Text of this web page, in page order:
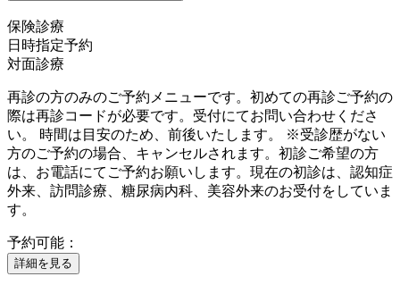
保険診療
日時指定予約
対面診療
再診の方のみのご予約メニューです。初めての再診ご予約の
際は再診コードが必要です。受付にてお問い合わせくださ
い。 時間は目安のため、前後いたします。 ※受診歴がない
方のご予約の場合、キャンセルされます。初診ご希望の方
は、お電話にてご予約お願いします。現在の初診は、認知症
外来、訪問診療、糖尿病内科、美容外来のお受付をしていま
す。
予約可能：
詳細を見る